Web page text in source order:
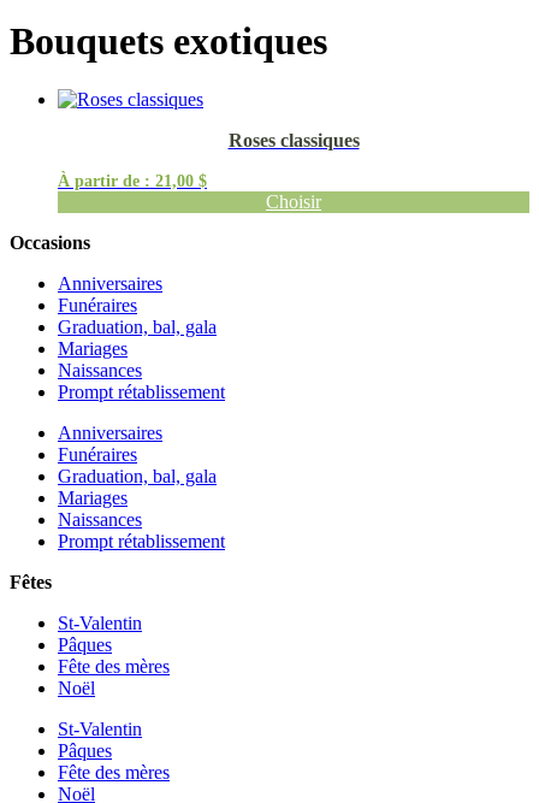
Bouquets exotiques
Roses classiques
À partir de : 21,00 $
Choisir
Occasions
Anniversaires
Funéraires
Graduation, bal, gala
Mariages
Naissances
Prompt rétablissement
Anniversaires
Funéraires
Graduation, bal, gala
Mariages
Naissances
Prompt rétablissement
Fêtes
St-Valentin
Pâques
Fête des mères
Noël
St-Valentin
Pâques
Fête des mères
Noël